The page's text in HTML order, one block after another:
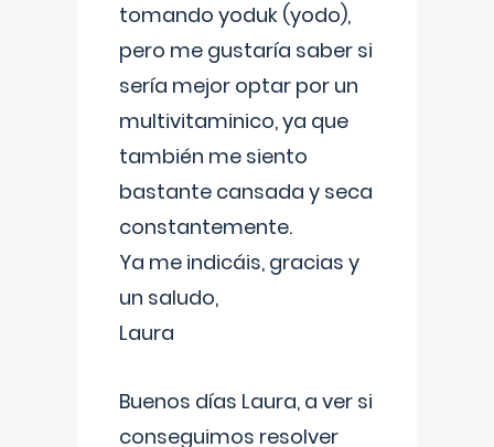
tomando yoduk (yodo),
pero me gustaría saber si
sería mejor optar por un
multivitaminico, ya que
también me siento
bastante cansada y seca
constantemente.
Ya me indicáis, gracias y
un saludo,
Laura
Buenos días Laura, a ver si
conseguimos resolver